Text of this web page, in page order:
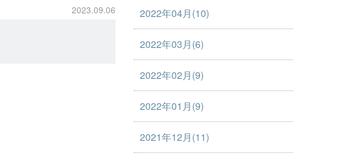
2023.09.06 2022年04月(10)
2022年03月(6)
2022年02月(9)
2022年01月(9)
2021年12月(11)